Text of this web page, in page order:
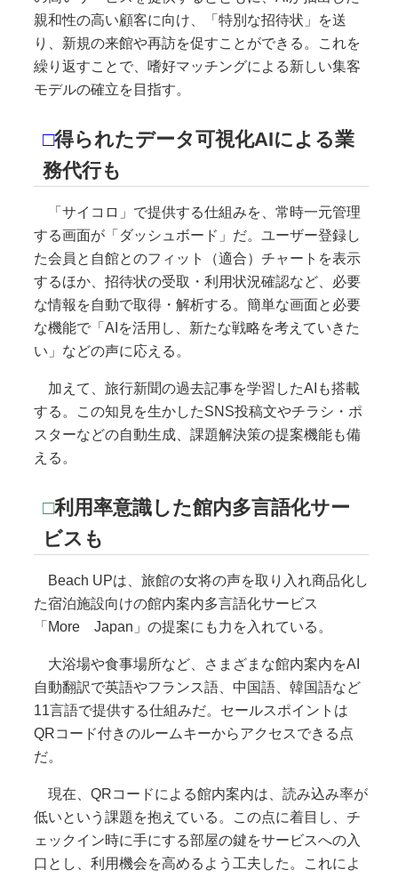
親和性の高い顧客に向け、「特別な招待状」を送
り、新規の来館や再訪を促すことができる。これを
繰り返すことで、嗜好マッチングによる新しい集客
モデルの確立を目指す。
□得られたデータ可視化AIによる業
務代行も
「サイコロ」で提供する仕組みを、常時一元管理
する画面が「ダッシュボード」だ。ユーザー登録し
た会員と自館とのフィット（適合）チャートを表示
するほか、招待状の受取・利用状況確認など、必要
な情報を自動で取得・解析する。簡単な画面と必要
な機能で「AIを活用し、新たな戦略を考えていきた
い」などの声に応える。
加えて、旅行新聞の過去記事を学習したAIも搭載
する。この知見を生かしたSNS投稿文やチラシ・ポ
スターなどの自動生成、課題解決策の提案機能も備
える。
□利用率意識した館内多言語化サー
ビスも
Beach UPは、旅館の女将の声を取り入れ商品化し
た宿泊施設向けの館内案内多言語化サービス
「More Japan」の提案にも力を入れている。
大浴場や食事場所など、さまざまな館内案内をAI
自動翻訳で英語やフランス語、中国語、韓国語など
11言語で提供する仕組みだ。セールスポイントは
QRコード付きのルームキーからアクセスできる点
だ。
現在、QRコードによる館内案内は、読み込み率が
低いという課題を抱えている。この点に着目し、チ
ェックイン時に手にする部屋の鍵をサービスへの入
口とし、利用機会を高めるよう工夫した。これによ